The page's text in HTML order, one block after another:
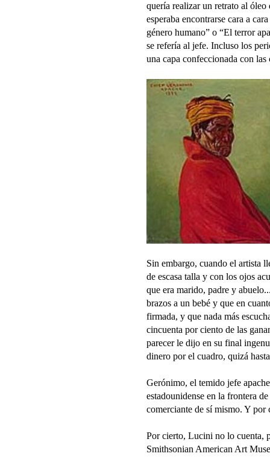
quería realizar un retrato al
esperaba encontrarse cara a
género humano” o “El terror
se refería al jefe. Incluso los
una capa confeccionada con
Sin embargo, cuando el artista
de escasa talla y con los ojos
que era marido, padre y
brazos a un bebé y que en
firmada, y que nada más
cincuenta por ciento de las
parecer le dijo en su final
dinero por el cuadro, quizá
Gerónimo, el temido jefe
estadounidense en la frontera
comerciante de sí mismo. Y
Por cierto, Lucini no lo cuenta,
Smithsonian American Art